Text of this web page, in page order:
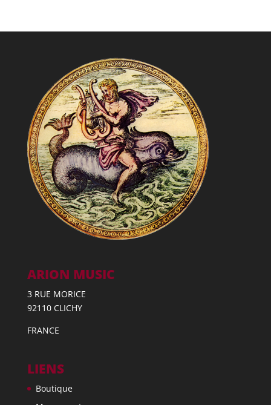
ARION MUSIC
3 RUE MORICE
92110 CLICHY
FRANCE
LIENS
Boutique